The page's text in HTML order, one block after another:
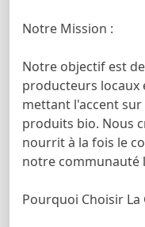
Notre Mission :
Notre objectif est
producteurs locaux
mettant l'accent
produits bio. Nous
nourrit à la fois le
notre communauté
Pourquoi Choisir